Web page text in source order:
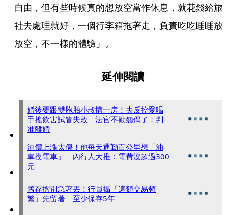
自由，但有些時候真的想放空當作休息，就花錢給旅
社去處理就好，一個行李箱拖著走，負責吃吃睡睡放
放空，不一樣的體驗」。
延伸閱讀
婚後要跟雙胞胎小叔擠一房！夫反控愛喝
手搖飲害試管失敗 法官不勸怨偶了：判
准離婚
油價上漲太傷！他每天通勤百公里想「油
車換電車」 內行人大推：電費沒超過300
元
舊存摺別急著丟！行員揭「這類交易頻
繁」先留著 至少保存5年